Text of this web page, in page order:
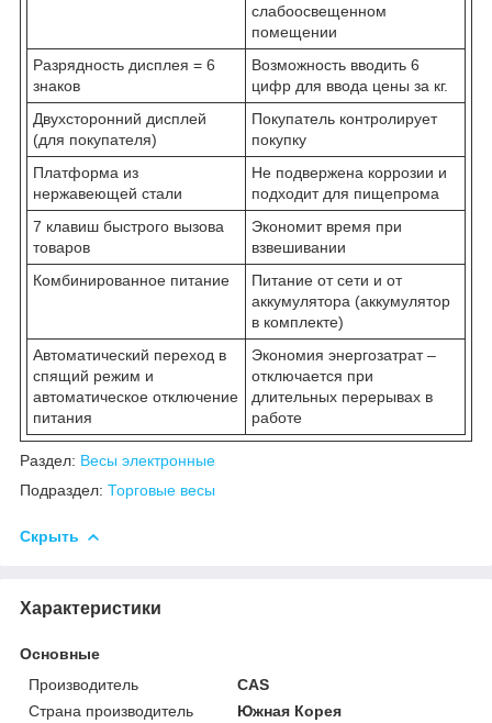
слабоосвещенном
помещении
Разрядность дисплея = 6
знаков
Возможность вводить 6
цифр для ввода цены за кг.
Двухсторонний дисплей
(для покупателя)
Покупатель контролирует
покупку
Платформа из
нержавеющей стали
Не подвержена коррозии и
подходит для пищепрома
7 клавиш быстрого вызова
товаров
Экономит время при
взвешивании
Комбинированное питание
Питание от сети и от
аккумулятора (аккумулятор
в комплекте)
Автоматический переход в
спящий режим и
автоматическое отключение
питания
Экономия энергозатрат –
отключается при
длительных перерывах в
работе
Раздел: Весы электронные
Подраздел: Торговые весы
Скрыть
Характеристики
Основные
Производитель
CAS
Страна производитель
Южная Корея